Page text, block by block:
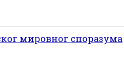
мировног споразума